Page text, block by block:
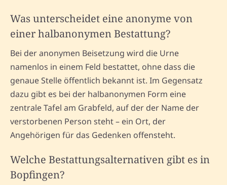
Was unterscheidet eine anonyme von
einer halbanonymen Bestattung?
Bei der anonymen Beisetzung wird die Urne
namenlos in einem Feld bestattet, ohne dass die
genaue Stelle öffentlich bekannt ist. Im Gegensatz
dazu gibt es bei der halbanonymen Form eine
zentrale Tafel am Grabfeld, auf der der Name der
verstorbenen Person steht – ein Ort, der
Angehörigen für das Gedenken offensteht.
Welche Bestattungsalternativen gibt es in
Bopfingen?